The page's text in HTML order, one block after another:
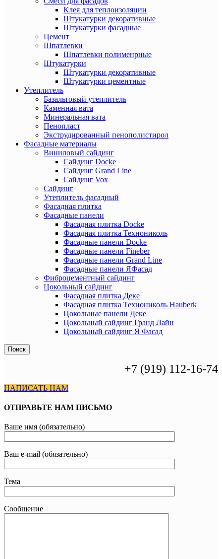
Клея для теплоизоляции
Штукатурки декоративные
Штукатурки фасадные
Цемент
Шпатлевки
Шпатлевки полименрные
Штукатурки
Штукатурки декоративные
Штукатурки цементные
Утеплитель
Базальтовый утеплитель
Каменная вата
Минеральная вата
Пенопласт
Экструдированный пенополистирол
Фасадные материалы
Виниловый сайдинг
Сайдинг Docke
Сайдинг Grand Line
Сайдинг Vox
Сайдинг
Утеплитель фасадный
Фасадная плитка
Фасадные панели
Фасадная плитка Docke
Фасадная плитка Технониколь
Фасадные панели Docke
Фасадные панели Fineber
Фасадные панели Grand Line
Фасадные панели ЯФасад
Фиброцементный сайдинг
Цокольный сайдинг
Фасадная плитка Деке
Фасадная плитка Технониколь Hauberk
Цокольные панели Деке
Цокольный сайдинг Гранд Лайн
Цокольный сайдинг Я Фасад
Поиск
+7 (919) 112-16-74
НАПИСАТЬ НАМ
ОТПРАВЬТЕ НАМ ПИСЬМО
Ваше имя (обязательно)
Ваш e-mail (обязательно)
Тема
Сообщение